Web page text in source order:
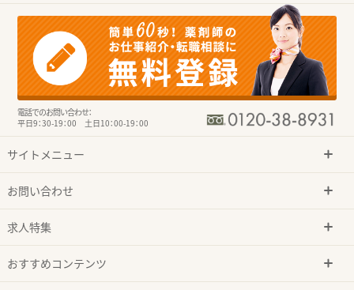
電話でのお問い合わせ：
平日9：30-19：00 土日10：00-19：00
サイトメニュー
お問い合わせ
求人特集
おすすめコンテンツ